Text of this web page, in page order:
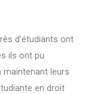
d’étudiants ont
ils ont pu
leurs
en droit